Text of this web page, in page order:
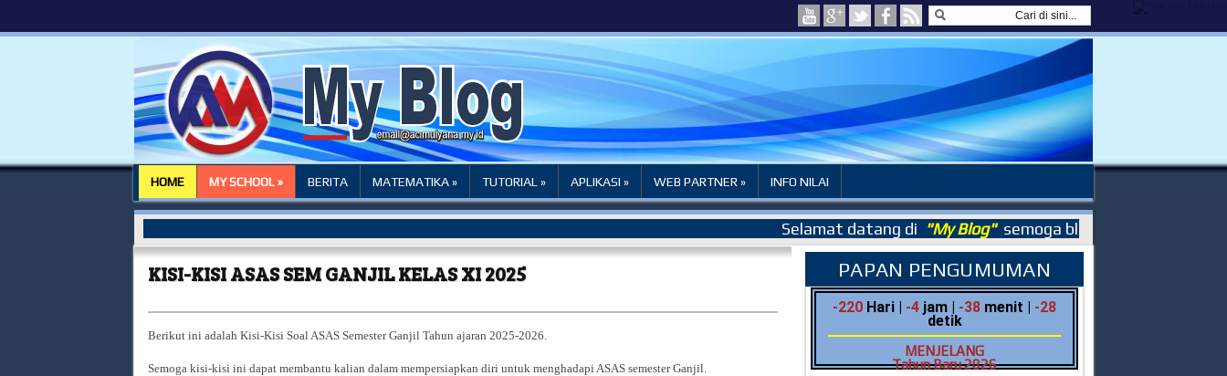
HOME MY SCHOOL » BERITA MATEMATIKA » TUTORIAL » APLIKASI » WEB PARTNER » INFO NILAI
Selamat datang di"My Blog"semoga blog ini dapat
KISI-KISI ASAS SEM GANJIL KELAS XI 2025
Berikut ini adalah Kisi-Kisi Soal ASAS Semester Ganjil Tahun ajaran 2025-2026.
Semoga kisi-kisi ini dapat membantu kalian dalam mempersiapkan diri untuk menghadapi ASAS semester Ganjil.
PAPAN PENGUMUMAN
-220 Hari | -4 jam | -38 menit | -29
detik
MENJELANG
Tahun Baru 2026